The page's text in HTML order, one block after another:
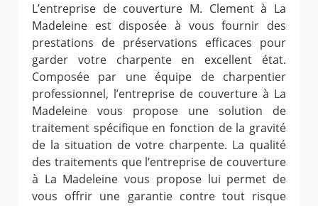
L’entreprise de couverture M. Clement à La
Madeleine est disposée à vous fournir des
prestations de préservations efficaces pour
garder votre charpente en excellent état.
Composée par une équipe de charpentier
professionnel, l’entreprise de couverture à La
Madeleine vous propose une solution de
traitement spécifique en fonction de la gravité
de la situation de votre charpente. La qualité
des traitements que l’entreprise de couverture
à La Madeleine vous propose lui permet de
vous offrir une garantie contre tout risque